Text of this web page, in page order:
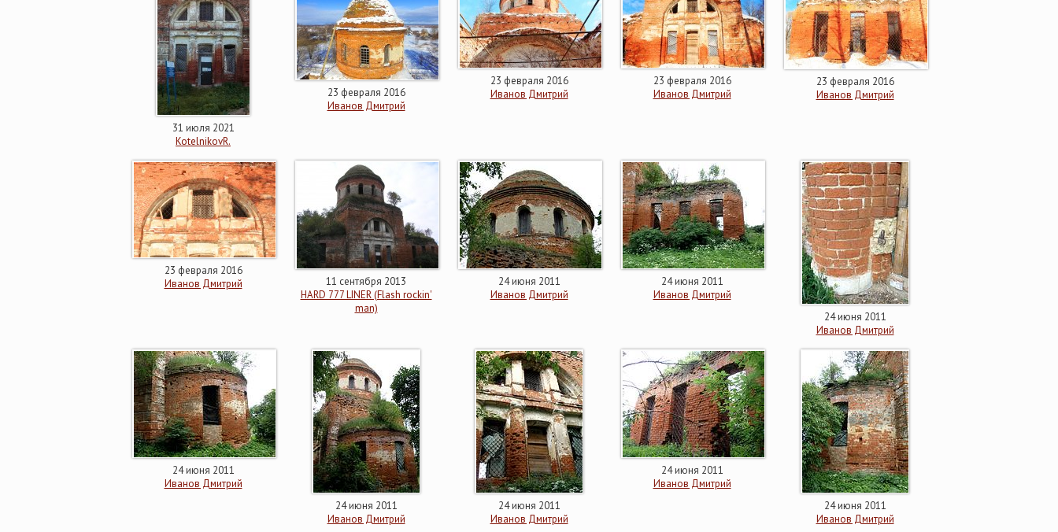
31 июля 2021
KotelnikovR.
23 февраля 2016
Иванов Дмитрий
23 февраля 2016
Иванов Дмитрий
23 февраля 2016
Иванов Дмитрий
23 февраля 2016
Иванов Дмитрий
23 февраля 2016
Иванов Дмитрий
11 сентября 2013
HARD 777 LINER (Flash rockin'
man)
24 июня 2011
Иванов Дмитрий
24 июня 2011
Иванов Дмитрий
24 июня 2011
Иванов Дмитрий
24 июня 2011
Иванов Дмитрий
24 июня 2011
Иванов Дмитрий
24 июня 2011
Иванов Дмитрий
24 июня 2011
Иванов Дмитрий
24 июня 2011
Иванов Дмитрий